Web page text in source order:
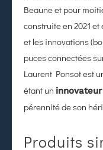
Beaune et pour
construite en 2021
et les innovations
puces connectées
Laurent Ponsot est
étant un innovateur
pérennité de son
Produits